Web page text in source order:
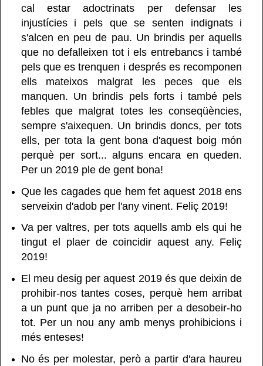
cal estar adoctrinats per defensar les
injustícies i pels que se senten indignats i
s'alcen en peu de pau. Un brindis per aquells
que no defalleixen tot i els entrebancs i també
pels que es trenquen i després es recomponen
ells mateixos malgrat les peces que els
manquen. Un brindis pels forts i també pels
febles que malgrat totes les conseqüències,
sempre s'aixequen. Un brindis doncs, per tots
ells, per tota la gent bona d'aquest boig món
perquè per sort... alguns encara en queden.
Per un 2019 ple de gent bona!
Que les cagades que hem fet aquest 2018 ens
serveixin d'adob per l'any vinent. Feliç 2019!
Va per valtres, per tots aquells amb els qui he
tingut el plaer de coincidir aquest any. Feliç
2019!
El meu desig per aquest 2019 és que deixin de
prohibir-nos tantes coses, perquè hem arribat
a un punt que ja no arriben per a desobeir-ho
tot. Per un nou any amb menys prohibicions i
més enteses!
No és per molestar, però a partir d'ara haureu